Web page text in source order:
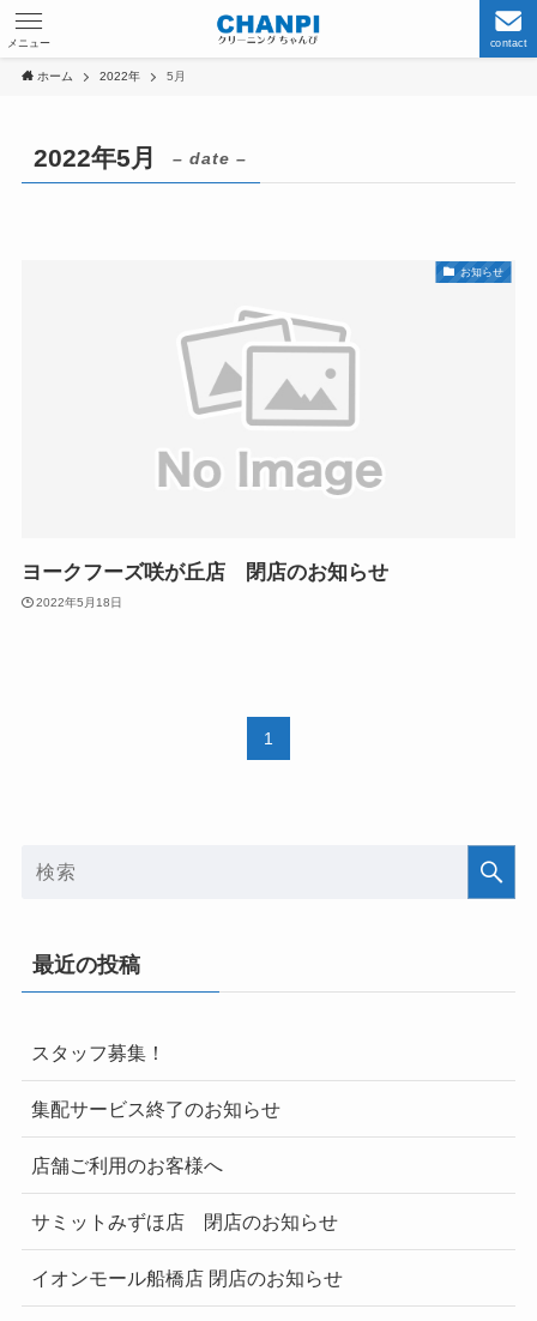
contact
メニュー
ホーム 2022年 5月
2022年5月 – date –
お知らせ
ヨークフーズ咲が丘店 閉店のお知らせ
2022年5月18日
1
最近の投稿
スタッフ募集！
集配サービス終了のお知らせ
店舗ご利用のお客様へ
サミットみずほ店 閉店のお知らせ
イオンモール船橋店 閉店のお知らせ